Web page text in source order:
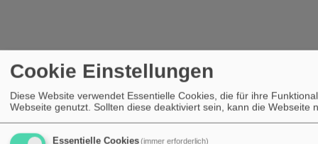
Cookie Einstellungen
Diese Website verwendet Essentielle Cookies, die für ihre
Webseite genutzt. Sollten diese deaktiviert sein, kann die
Essentielle Cookies(immer erforderlich)